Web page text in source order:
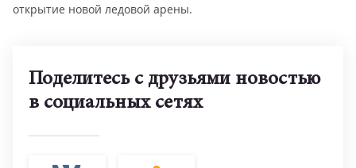
открытие новой ледовой арены.
Поделитесь с друзьями новостью
в социальных сетях